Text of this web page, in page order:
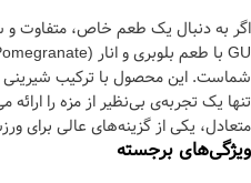
اگر به دنبال یک طعم خاص، متفاوت و
شماست. این محصول با ترکیب شیرینی
تنها یک تجربه‌ی بی‌نظیر از مزه را
متعادل، یکی از گزینه‌های عالی برای
ویژگی‌های برجسته